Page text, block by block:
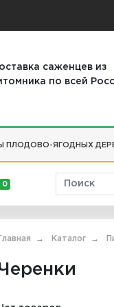
саженцев из
по всей
ПЛОДОВО-ЯГОДНЫХ
0
Каталог